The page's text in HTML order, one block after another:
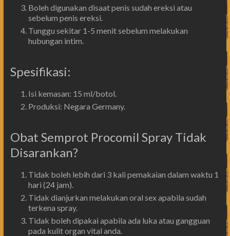
Boleh digunakan disaat penis sudah ereksi atau
sebelum penis ereksi.
Tunggu sekitar 1-5 menit sebelum melakukan
hubungan intim.
Spesifikasi:
Isi kemasan: 15 ml/botol.
Produksi: Negara Germany.
Obat Semprot Procomil Spray Tidak
Disarankan?
Tidak boleh lebih dari 3 kali pemakaian dalam waktu 1
hari (24 jam).
Tidak dianjurkan melakukan oral sex apabila sudah
terkena spray.
Tidak boleh dipakai apabila ada luka atau gangguan
pada kulit organ vital anda.